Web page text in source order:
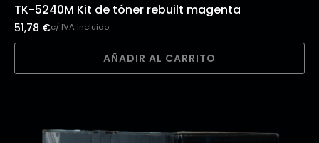
TK-5240M Kit de tóner rebuilt magenta
51,78 €c/ IVA incluido
AÑADIR AL CARRITO